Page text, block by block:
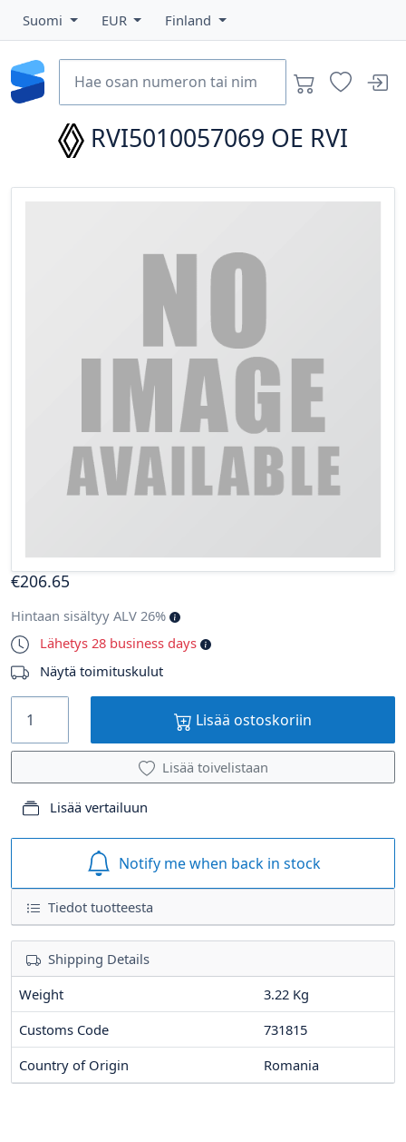
Suomi EUR Finland
RVI5010057069 OE RVI
Tiedot tuotteesta
Shipping Details
Weight
3.22 Kg
Customs Code
731815
Country of Origin
Romania
€206.65
Hintaan sisältyy ALV 26%
Lähetys 28 business days
Näytä toimituskulut
Lisää ostoskoriin
Lisää toivelistaan
Lisää vertailuun
Notify me when back in stock